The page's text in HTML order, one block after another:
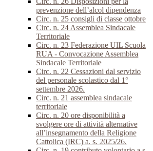
prevenzione dell’alcol dipendenza
Circ. n. 25 consigli di classe ottobre
Circ. n. 24 Assemblea Sindacale
Territoriale
Circ. n. 23 Federazione UIL Scuola
RUA - Convocazione Assemblea
Sindacale Territoriale
Circ. n. 22 Cessazioni dal servizio
del personale scolastico dal 1°
settembre 2026.
Circ. n. 21 assemblea sindacale
territoriale
Circ. n. 20 ore disponibilità a
svolgere ore di attività alternative
all’insegnamento della Religione
Cattolica (IRC) a. s. 2025/26.